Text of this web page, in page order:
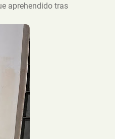
aprehendido tras